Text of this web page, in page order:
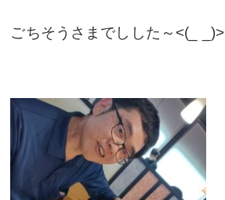
ごちそうさまでしした～<(_ _)>